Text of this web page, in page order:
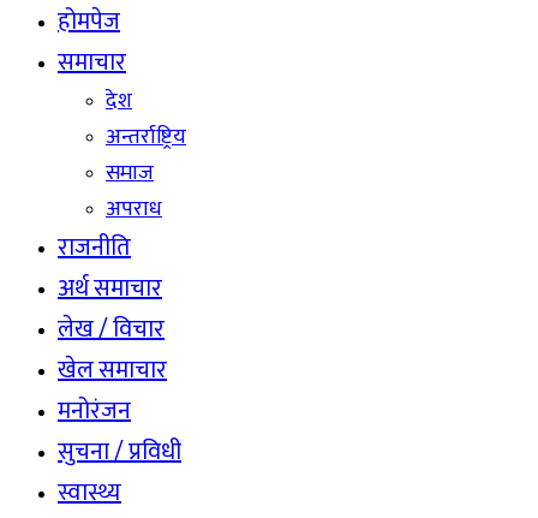
होमपेज
समाचार
देश
अन्तर्राष्ट्रिय
समाज
अपराध
राजनीति
अर्थ समाचार
लेख / विचार
खेल समाचार
मनोरंजन
सुचना / प्रविधी
स्वास्थ्य